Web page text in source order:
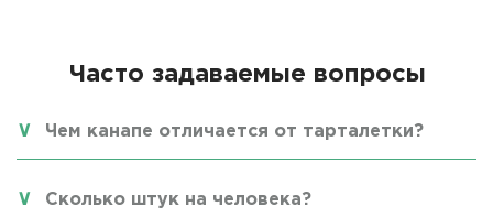
Часто задаваемые вопросы
Чем канапе отличается от тарталетки?
Сколько штук на человека?